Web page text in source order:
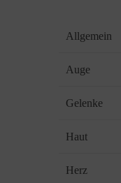
Allgemein
Auge
Gelenke
Haut
Herz